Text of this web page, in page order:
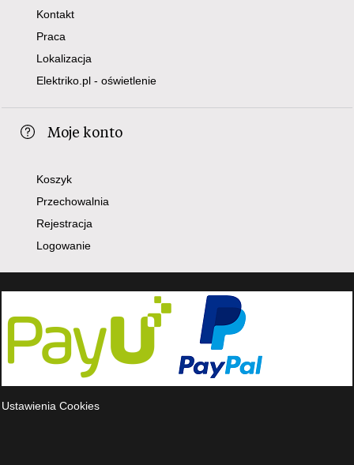
Kontakt
Praca
Lokalizacja
Elektriko.pl - oświetlenie
Moje konto
Koszyk
Przechowalnia
Rejestracja
Logowanie
Ustawienia Cookies